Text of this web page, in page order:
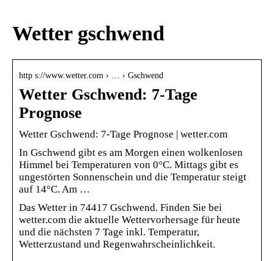
Wetter gschwend
http s://www.wetter.com › … › Gschwend
Wetter Gschwend: 7-Tage
Prognose
Wetter Gschwend: 7-Tage Prognose | wetter.com
In Gschwend gibt es am Morgen einen wolkenlosen
Himmel bei Temperaturen von 0°C. Mittags gibt es
ungestörten Sonnenschein und die Temperatur steigt
auf 14°C. Am …
Das Wetter in 74417 Gschwend. Finden Sie bei
wetter.com die aktuelle Wettervorhersage für heute
und die nächsten 7 Tage inkl. Temperatur,
Wetterzustand und Regenwahrscheinlichkeit.